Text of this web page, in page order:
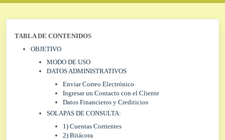
TABLA DE CONTENIDOS
OBJETIVO
MODO DE USO
DATOS ADMINISTRATIVOS
Enviar Correo Electrónico
Ingresar un Contacto con el Cliente
Datos Financieros y Crediticios
SOLAPAS DE CONSULTA:
1) Cuentas Corrientes
2) Bitácora